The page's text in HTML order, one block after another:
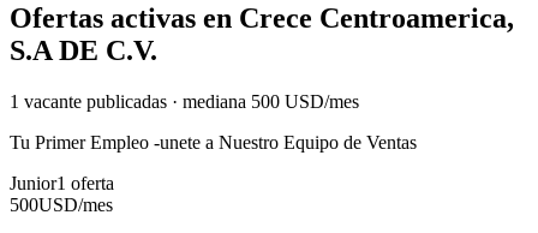
Ofertas activas en Crece Centroamerica,
S.A DE C.V.
1 vacante publicadas · mediana 500 USD/mes
Tu Primer Empleo -unete a Nuestro Equipo de Ventas
Junior1 oferta
500USD/mes